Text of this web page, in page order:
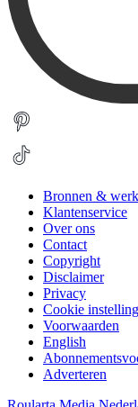
Bronnen &
Klantenservice
Over ons
Contact
Copyright
Disclaimer
Privacy
Cookie
Voorwaarden
English
Adverteren